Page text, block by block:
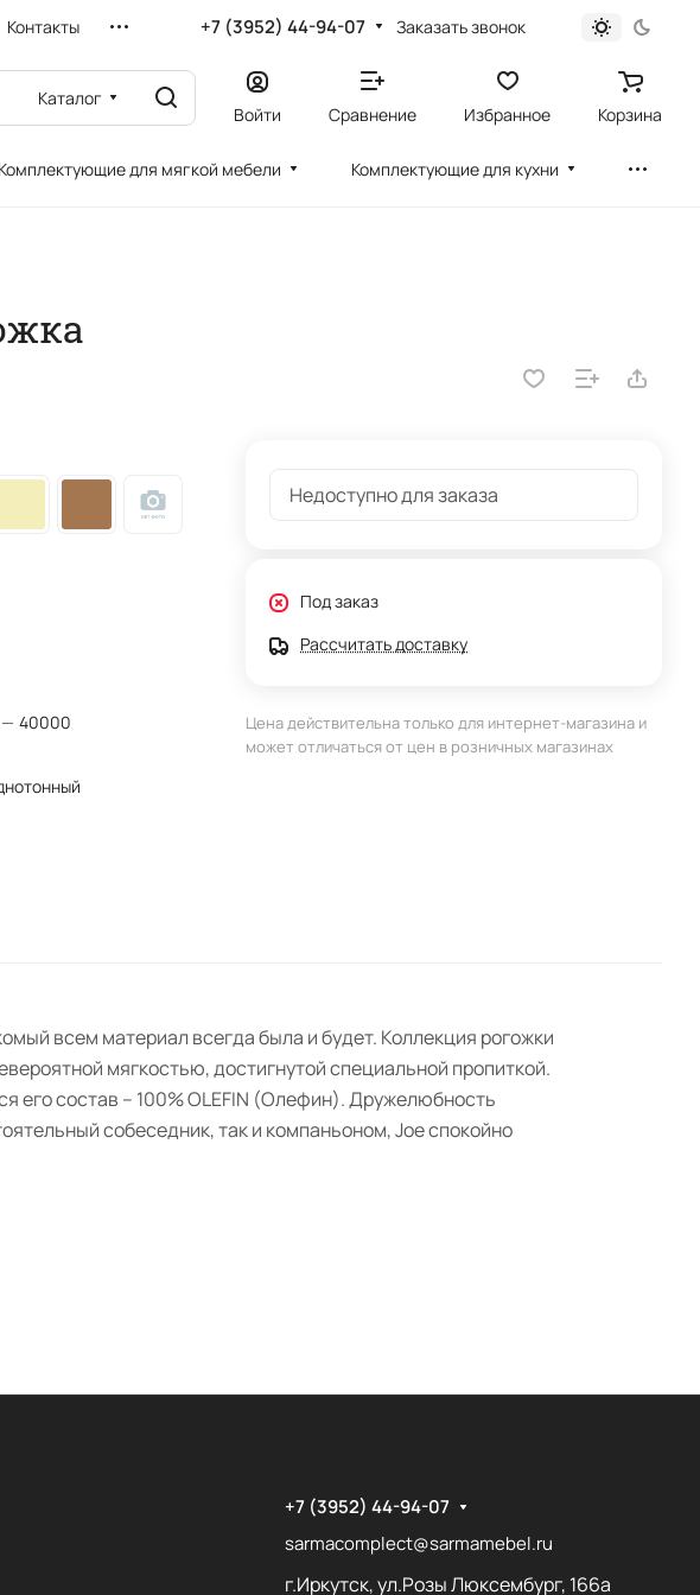
Контакты +7 (3952) 44-94-07 Заказать звонок
Каталог
Войти Сравнение Избранное Корзина
Комплектующие для мягкой мебели Комплектующие для кухни
— 40000
Недоступно для заказа
Под заказ
Рассчитать доставку
Цена действительна только для интернет-магазина и
может отличаться от цен в розничных магазинах
всем материал всегда была и будет. Коллекция рогожки
мягкостью, достигнутой специальной пропиткой.
его состав – 100% OLEFIN (Олефин). Дружелюбность
собеседник, так и компаньоном, Joe спокойно
+7 (3952) 44-94-07
sarmacomplect@sarmamebel.ru
г.Иркутск, ул.Розы Люксембург, 166а